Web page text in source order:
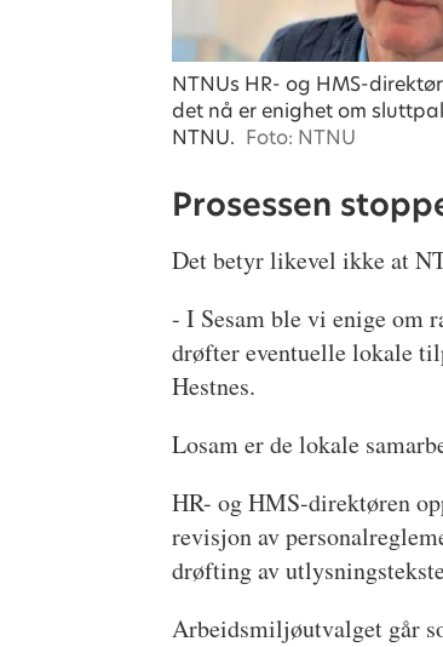
NTNUs HR- og HMS-
det nå er enighet om
NTNU. Foto: NTNU
Prosessen
Det betyr likevel ikke at
- I Sesam ble vi enige om
drøfter eventuelle lokale
Hestnes.
Losam er de lokale
HR- og HMS-direktøren
revisjon av
drøfting av
Arbeidsmiljøutvalget går